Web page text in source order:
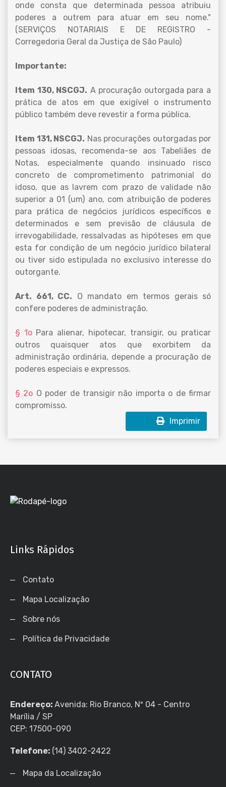
onde consta que determinada pessoa atribuiu
poderes a outrem para atuar em seu nome."
(SERVIÇOS NOTARIAIS E DE REGISTRO -
Corregedoria Geral da Justiça de São Paulo)
Importante:
Item 130, NSCGJ. A procuração outorgada para a
prática de atos em que exigível o instrumento
público também deve revestir a forma pública.
Item 131, NSCGJ. Nas procurações outorgadas por
pessoas idosas, recomenda-se aos Tabeliães de
Notas, especialmente quando insinuado risco
concreto de comprometimento patrimonial do
idoso, que as lavrem com prazo de validade não
superior a 01 (um) ano, com atribuição de poderes
para prática de negócios jurídicos específicos e
determinados e sem previsão de cláusula de
irrevogabilidade, ressalvadas as hipóteses em que
esta for condição de um negócio jurídico bilateral
ou tiver sido estipulada no exclusivo interesse do
outorgante.
Art. 661, CC. O mandato em termos gerais só
confere poderes de administração.
§ 1oPara alienar, hipotecar, transigir, ou praticar
outros quaisquer atos que exorbitem da
administração ordinária, depende a procuração de
poderes especiais e expressos.
§ 2o O poder de transigir não importa o de firmar
compromisso.
Imprimir
Links Rápidos
Contato
Mapa Localização
Sobre nós
Política de Privacidade
CONTATO
Endereço: Avenida: Rio Branco, Nº 04 - Centro
Marília / SP
CEP: 17500-090
Telefone: (14) 3402-2422
Mapa da Localização